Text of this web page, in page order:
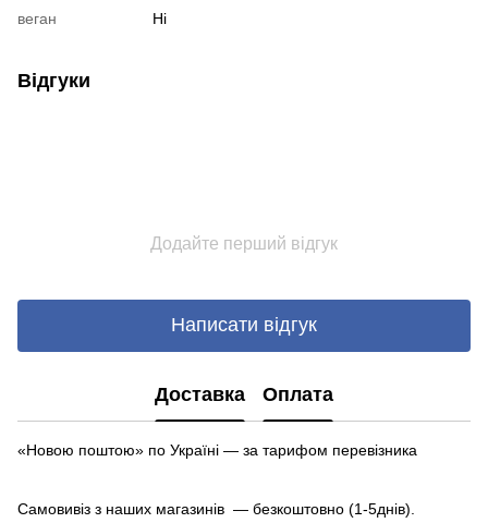
веган
Ні
Відгуки
Додайте перший відгук
Написати відгук
Доставка Оплата
«Новою поштою» по Україні — за тарифом перевізника
Самовивіз з наших магазинів — безкоштовно (1-5днів).